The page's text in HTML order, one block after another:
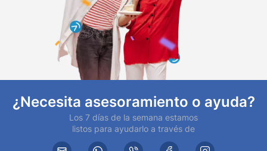
¿Necesita asesoramiento o ayuda?
Los 7 días de la semana estamos
listos para ayudarlo a través de